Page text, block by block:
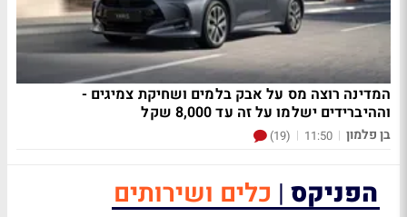
המדינה רוצה מס על אבק בלמים ושחיקת צמיגים -
וההיברידים ישלמו על זה עד 8,000 שקל
בן פלמון |
11:50
|
(19)
הפניקס | כלים ושירותים